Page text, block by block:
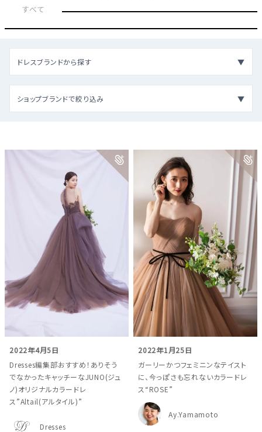
すべて
ドレスブランドから探す
ショップブランドで絞り込み
2022年4月5日
Dresses編集部おすすめ！ありそう
でなかったキャッチーなJUNO(ジュ
ノ)オリジナルカラードレ
ス”Altail(アルタイル)”
Dresses
2022年1月25日
ガーリーかつフェミニンなテイスト
に、今っぽさも忘れないカラードレ
ス“ROSE”
Ay.Yamamoto